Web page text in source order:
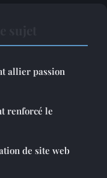
allier passion
renforcé le
de site web